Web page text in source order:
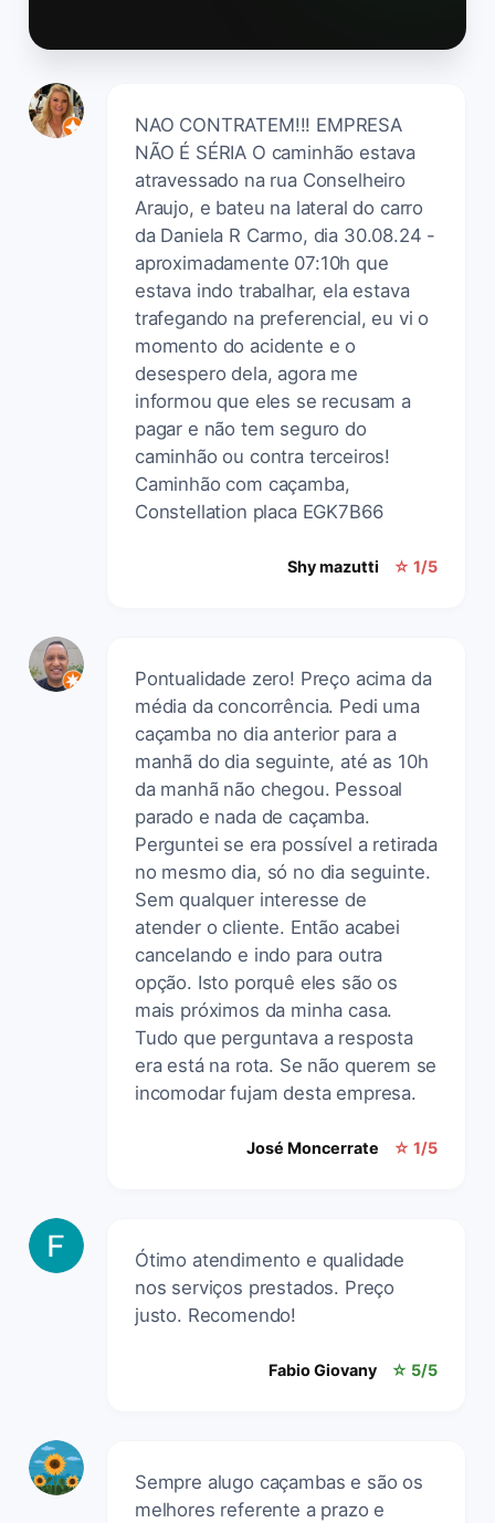
NAO CONTRATEM!!! EMPRESA
NÃO É SÉRIA O caminhão estava
atravessado na rua Conselheiro
Araujo, e bateu na lateral do carro
da Daniela R Carmo, dia 30.08.24 -
aproximadamente 07:10h que
estava indo trabalhar, ela estava
trafegando na preferencial, eu vi o
momento do acidente e o
desespero dela, agora me
informou que eles se recusam a
pagar e não tem seguro do
caminhão ou contra terceiros!
Caminhão com caçamba,
Constellation placa EGK7B66
Shy mazutti ☆ 1/5
Pontualidade zero! Preço acima da
média da concorrência. Pedi uma
caçamba no dia anterior para a
manhã do dia seguinte, até as 10h
da manhã não chegou. Pessoal
parado e nada de caçamba.
Perguntei se era possível a retirada
no mesmo dia, só no dia seguinte.
Sem qualquer interesse de
atender o cliente. Então acabei
cancelando e indo para outra
opção. Isto porquê eles são os
mais próximos da minha casa.
Tudo que perguntava a resposta
era está na rota. Se não querem se
incomodar fujam desta empresa.
José Moncerrate ☆ 1/5
Ótimo atendimento e qualidade
nos serviços prestados. Preço
justo. Recomendo!
Fabio Giovany ☆ 5/5
Sempre alugo caçambas e são os
melhores referente a prazo e